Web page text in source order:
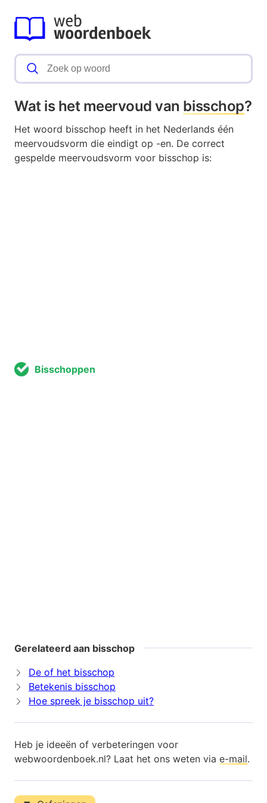
Wat is het meervoud van bisschop?
Het woord bisschop heeft in het Nederlands één
meervoudsvorm die eindigt op -en. De correct
gespelde meervoudsvorm voor bisschop is:
Bisschoppen
Gerelateerd aan bisschop
De of het bisschop
Betekenis bisschop
Hoe spreek je bisschop uit?
Heb je ideeën of verbeteringen voor
webwoordenboek.nl? Laat het ons weten via e-mail.